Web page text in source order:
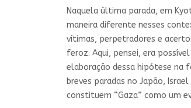
Naquela última parada, em
maneira diferente nesses
vítimas, perpetradores e
feroz. Aqui, pensei, era
elaboração dessa hipótese na
breves paradas no Japão,
constituem “Gaza” como um